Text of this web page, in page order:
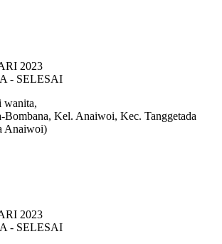
2023
- SELESAI
wanita,
Bombana, Kel. Anaiwoi, Kec. Tanggetada
Anaiwoi)
2023
- SELESAI